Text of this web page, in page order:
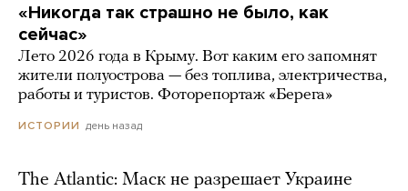
«Никогда так страшно не было, как
сейчас»
Лето 2026 года в Крыму. Вот каким его запомнят
жители полуострова — без топлива, электричества,
работы и туристов. Фоторепортаж «Берега»
ИСТОРИИ день назад
The Atlantic: Маск не разрешает Украине